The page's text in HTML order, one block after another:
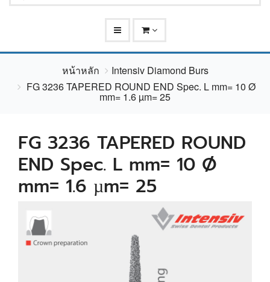
หน้าหลัก
Intensiv Diamond Burs
FG 3236 TAPERED ROUND END Spec. L mm= 10 Ø
mm= 1.6 µm= 25
FG 3236 TAPERED ROUND
END Spec. L mm= 10 Ø
mm= 1.6 µm= 25